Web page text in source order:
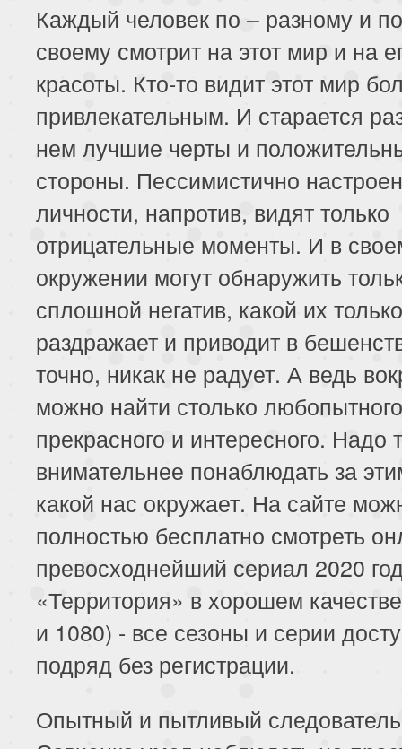
Каждый человек по – разному и
своему смотрит на этот мир и на
красоты. Кто-то видит этот мир
привлекательным. И старается
нем лучшие черты и
стороны. Пессимистично
личности, напротив, видят только
отрицательные моменты. И в
окружении могут обнаружить
сплошной негатив, какой их только
раздражает и приводит в
точно, никак не радует. А ведь
можно найти столько
прекрасного и интересного. Надо
внимательнее понаблюдать за
какой нас окружает. На сайте
полностью бесплатно смотреть
превосходнейший сериал 2020
«Территория» в хорошем
и 1080) - все сезоны и серии
подряд без регистрации.
Опытный и пытливый